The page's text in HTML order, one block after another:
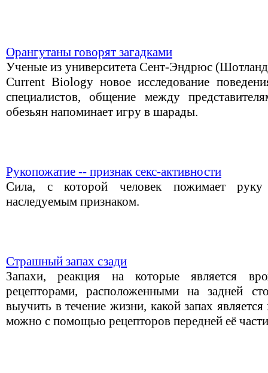
Орангутаны говорят загадками
Ученые из университета Сент-Эндрюс
Current Biology новое исследование
специалистов, общение между
обезьян напоминает игру в шарады.
Рукопожатие -- признак секс-активности
Сила, с которой человек пожимает руку
наследуемым признаком.
Страшный запах сзади
Запахи, реакция на которые является
рецепторами, расположенными на задней
выучить в течение жизни, какой запах
можно с помощью рецепторов передней её